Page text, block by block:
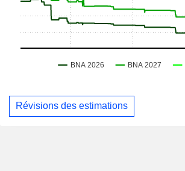
Révisions des estimations